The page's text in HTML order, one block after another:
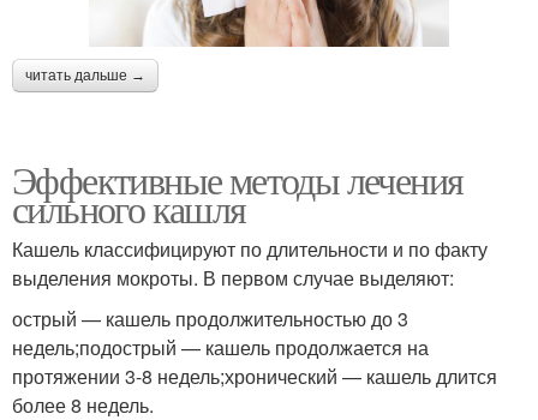
читать дальше →
Эффективные методы лечения
сильного кашля
Кашель классифицируют по длительности и по факту
выделения мокроты. В первом случае выделяют:
острый — кашель продолжительностью до 3
недель;подострый — кашель продолжается на
протяжении 3-8 недель;хронический — кашель длится
более 8 недель.